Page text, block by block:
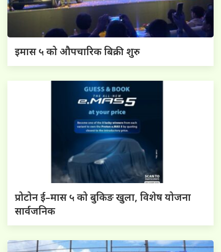
इमास ५ को औपचारिक बिक्री शुरु
प्रोटोन ई–मास ५ को बुकिङ खुला, विशेष योजना
सार्वजनिक